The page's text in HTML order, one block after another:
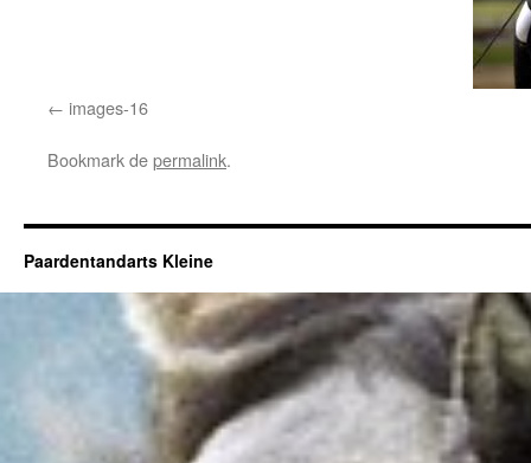
images-16
Bookmark depermalink.
Paardentandarts Kleine